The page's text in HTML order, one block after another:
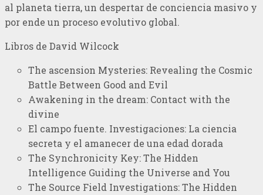
al planeta tierra, un despertar de conciencia masivo y
por ende un proceso evolutivo global.
Libros de David Wilcock
The ascension Mysteries: Revealing the Cosmic
Battle Between Good and Evil
Awakening in the dream: Contact with the
divine
El campo fuente. Investigaciones: La ciencia
secreta y el amanecer de una edad dorada
The Synchronicity Key: The Hidden
Intelligence Guiding the Universe and You
The Source Field Investigations: The Hidden